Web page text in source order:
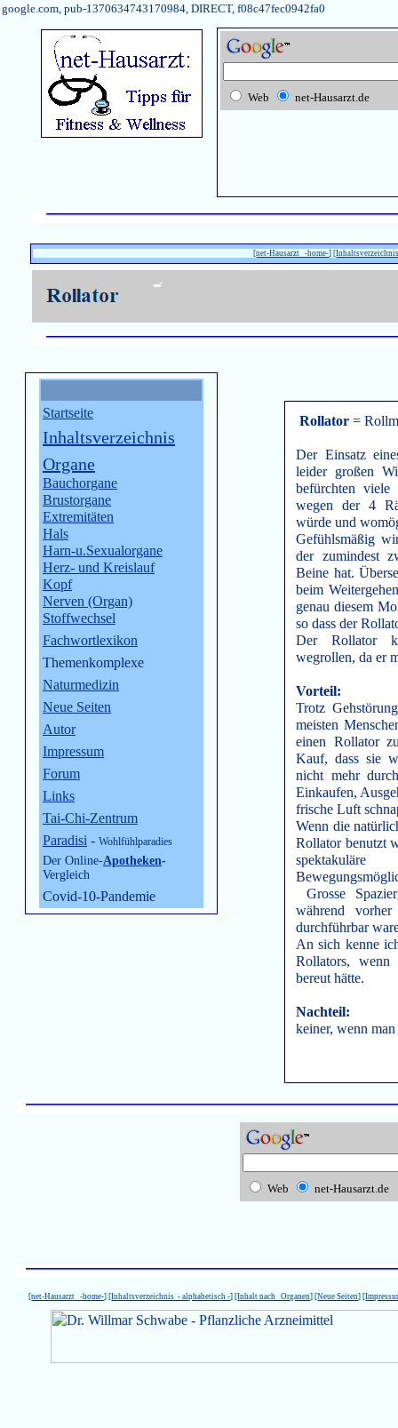
google.com, pub-1370634743170984, DIRECT, f08c47fec0942fa0
Web net-Hausarzt.de
[net-Hausarzt -home-] [
Startseite
Inhaltsverzeichnis
Organe
Bauchorgane
Brustorgane
Extremitäten
Hals
Harn-u.Sexualorgane
Herz- und Kreislauf
Kopf
Nerven (Organ)
Stoffwechsel
Fachwortlexikon
Themenkomplexe
Naturmedizin
Neue Seiten
Autor
Impressum
Forum
Links
Tai-Chi-Zentrum
Paradisi - Wohlfühlparadies
Der Online-Apotheken-
Vergleich
Covid-10-Pandemie
Rollator =
Der Einsatz
leider großen
befürchten viele
wegen der 4
würde und
Gefühlsmäßig
der zumindest
Beine hat.
beim
genau diesem
so dass der
Der Rollator
wegrollen, da er
Vorteil:
Trotz
meisten
einen Rollator
Kauf, dass sie
nicht mehr
Einkaufen,
frische Luft
Wenn die
Rollator benutzt
Grosse
während
durchführbar
An sich kenne
Rollators,
bereut hätte.
Nachteil:
keiner, wenn
Web net-Hausarzt.de
[net-Hausarzt -home-] [Inhaltsverzeichnis - alphabetisch -] [Inhalt nach Organen] [Neue Seiten] [